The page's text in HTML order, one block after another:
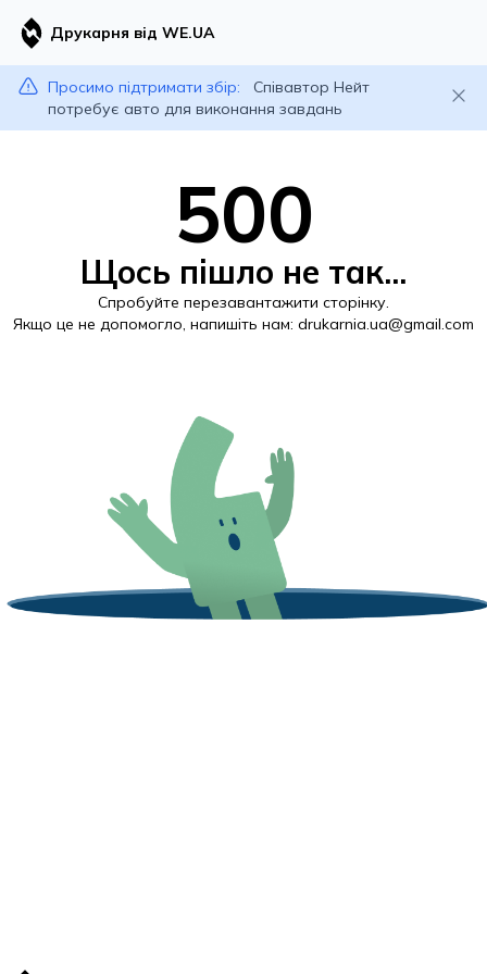
Друкарня від WE.UA
Просимо підтримати збір:
Співавтор Нейт
потребує авто для виконання завдань
500
Щось пішло не так...
Спробуйте перезавантажити сторінку.
Якщо це не допомогло, напишіть нам: drukarnia.ua@gmail.com